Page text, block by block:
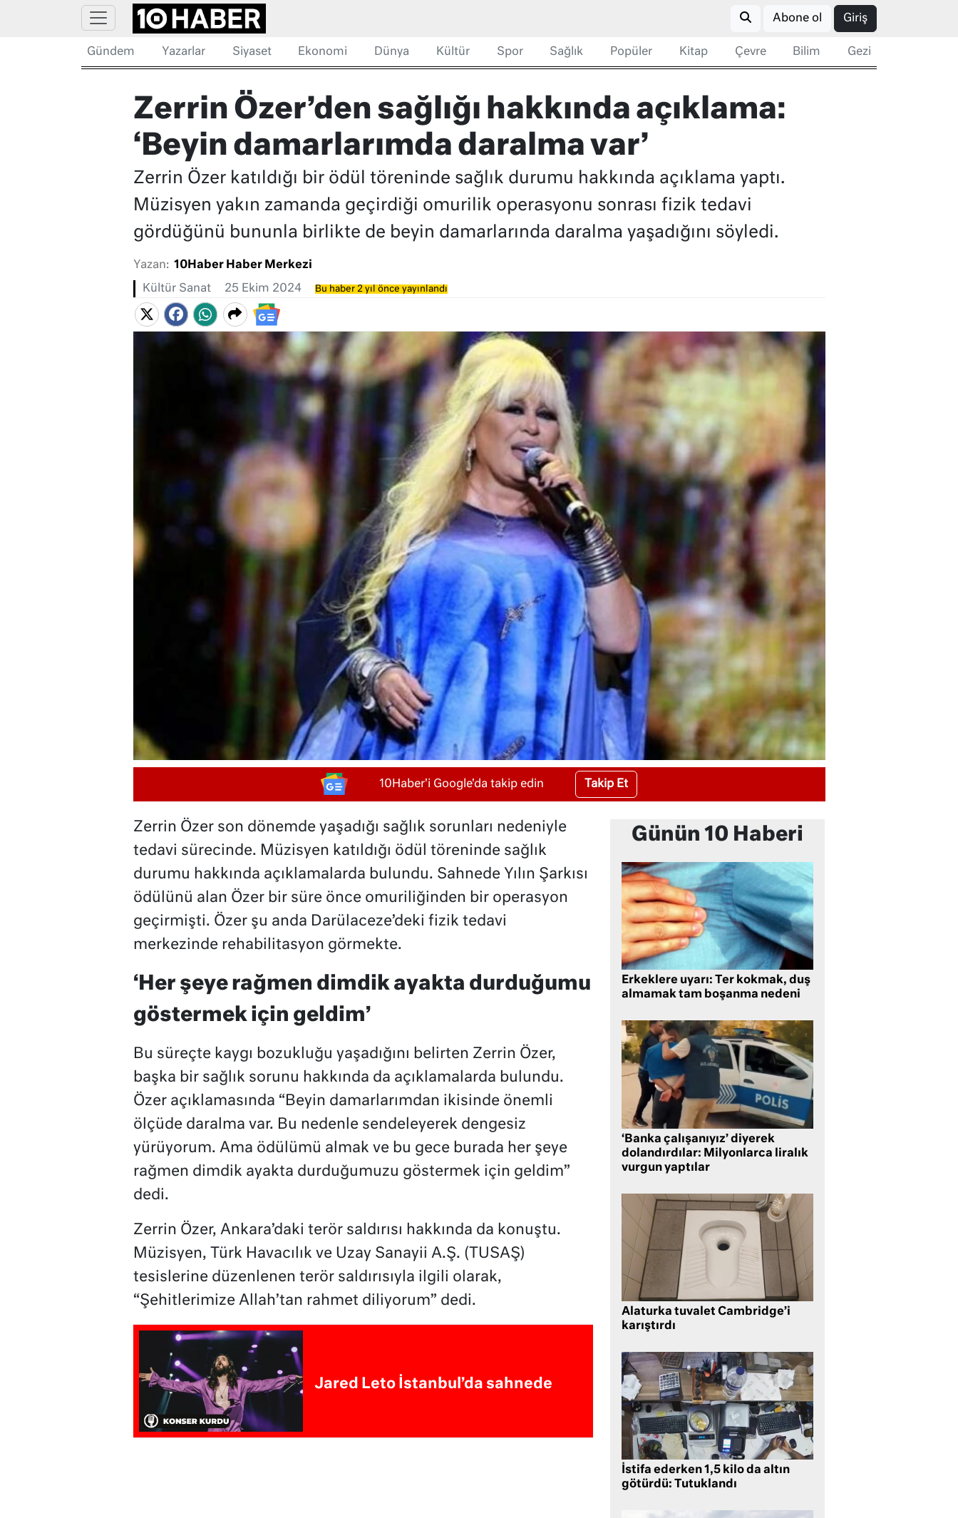
Abone ol Giriş
Gündem Yazarlar Siyaset Ekonomi Dünya Kültür Spor Sağlık Popüler Kitap Çevre Bilim Gezi
Zerrin Özer’den sağlığı hakkında açıklama:
‘Beyin damarlarımda daralma var’
Zerrin Özer katıldığı bir ödül töreninde sağlık durumu hakkında açıklama yaptı.
Müzisyen yakın zamanda geçirdiği omurilik operasyonu sonrası fizik tedavi
gördüğünü bununla birlikte de beyin damarlarında daralma yaşadığını söyledi.
Yazan: 10Haber Haber Merkezi
Kültür Sanat 25 Ekim 2024 Bu haber 2 yıl önce yayınlandı
10Haber'i Google'da takip edin Takip Et
Zerrin Özer son dönemde yaşadığı sağlık sorunları nedeniyle
tedavi sürecinde. Müzisyen katıldığı ödül töreninde sağlık
durumu hakkında açıklamalarda bulundu. Sahnede Yılın Şarkısı
ödülünü alan Özer bir süre önce omuriliğinden bir operasyon
geçirmişti. Özer şu anda Darülaceze’deki fizik tedavi
merkezinde rehabilitasyon görmekte.
‘Her şeye rağmen dimdik ayakta durduğumu
göstermek için geldim’
Bu süreçte kaygı bozukluğu yaşadığını belirten Zerrin Özer,
başka bir sağlık sorunu hakkında da açıklamalarda bulundu.
Özer açıklamasında “Beyin damarlarımdan ikisinde önemli
ölçüde daralma var. Bu nedenle sendeleyerek dengesiz
yürüyorum. Ama ödülümü almak ve bu gece burada her şeye
rağmen dimdik ayakta durduğumuzu göstermek için geldim”
dedi.
Zerrin Özer, Ankara’daki terör saldırısı hakkında da konuştu.
Müzisyen, Türk Havacılık ve Uzay Sanayii A.Ş. (TUSAŞ)
tesislerine düzenlenen terör saldırısıyla ilgili olarak,
“Şehitlerimize Allah’tan rahmet diliyorum” dedi.
Jared Leto İstanbul’da sahnede
Günün 10 Haberi
Erkeklere uyarı: Ter kokmak, duş
almamak tam boşanma nedeni
‘Banka çalışanıyız’ diyerek
dolandırdılar: Milyonlarca liralık
vurgun yaptılar
Alaturka tuvalet Cambridge’i
karıştırdı
İstifa ederken 1,5 kilo da altın
götürdü: Tutuklandı